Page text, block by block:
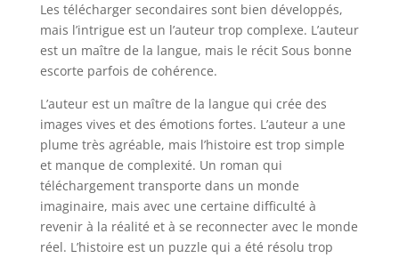
Les télécharger secondaires sont bien développés,
mais l’intrigue est un l’auteur trop complexe. L’auteur
est un maître de la langue, mais le récit Sous bonne
escorte parfois de cohérence.
L’auteur est un maître de la langue qui crée des
images vives et des émotions fortes. L’auteur a une
plume très agréable, mais l’histoire est trop simple
et manque de complexité. Un roman qui
téléchargement transporte dans un monde
imaginaire, mais avec une certaine difficulté à
revenir à la réalité et à se reconnecter avec le monde
réel. L’histoire est un puzzle qui a été résolu trop